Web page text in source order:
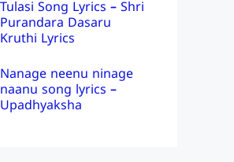
Tulasi Song Lyrics – Shri
Purandara Dasaru
Kruthi Lyrics
Nanage neenu ninage
naanu song lyrics –
Upadhyaksha